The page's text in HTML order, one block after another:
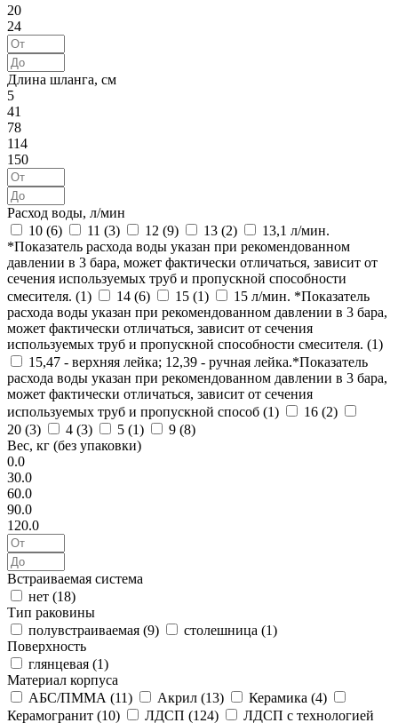
20
24
Длина шланга, см
5
41
78
114
150
Расход воды, л/мин
10 (6) 11 (3) 12 (9) 13 (2)
13,1 л/мин.
*Показатель расхода воды указан при рекомендованном
давлении в 3 бара, может фактически отличаться, зависит от
сечения используемых труб и пропускной способности
смесителя. (1) 14 (6) 15 (1)
15 л/мин. *Показатель
расхода воды указан при рекомендованном давлении в 3 бара,
может фактически отличаться, зависит от сечения
используемых труб и пропускной способности смесителя. (1)
15,47 - верхняя лейка; 12,39 - ручная лейка.*Показатель
расхода воды указан при рекомендованном давлении в 3 бара,
может фактически отличаться, зависит от сечения
используемых труб и пропускной способ (1) 16 (2)
20 (3) 4 (3) 5 (1) 9 (8)
Вес, кг (без упаковки)
0.0
30.0
60.0
90.0
120.0
Встраиваемая система
нет (18)
Тип раковины
полувстраиваемая (9) столешница (1)
Поверхность
глянцевая (1)
Материал корпуса
АБС/ПММА (11) Акрил (13) Керамика (4)
Керамогранит (10) ЛДСП (124)
ЛДСП с технологией